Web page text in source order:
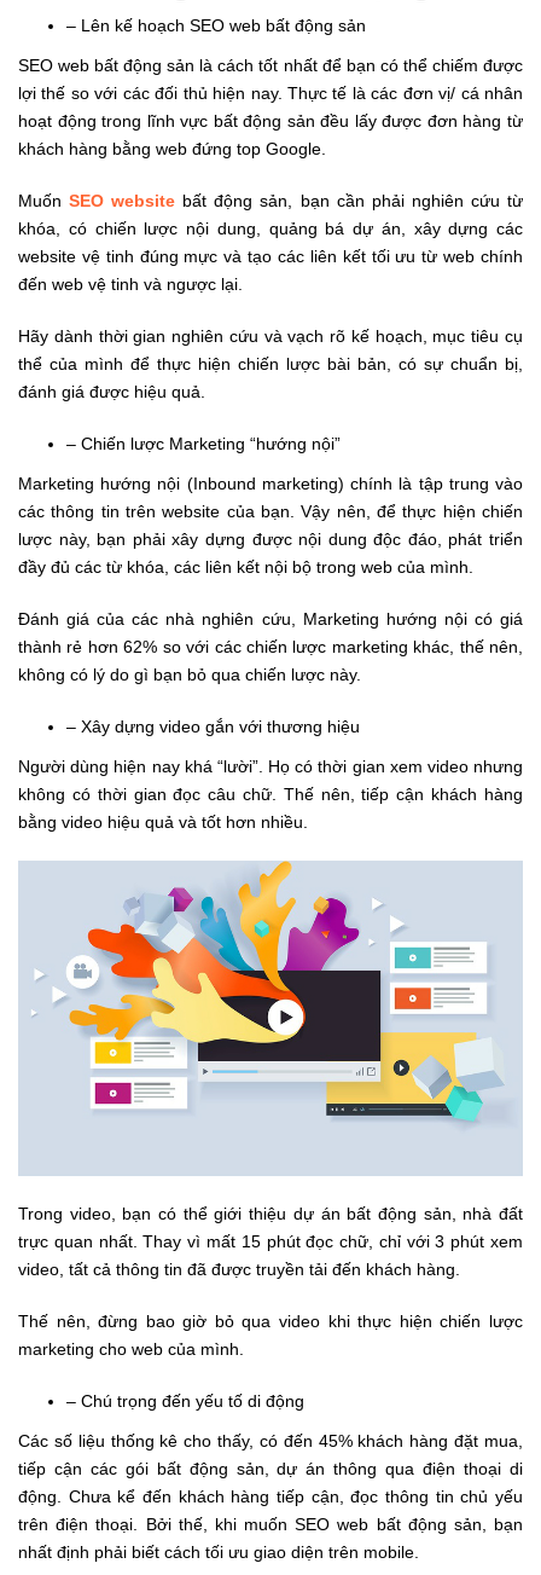
– Lên kế hoạch SEO web bất động sản
SEO web bất động sản là cách tốt nhất để bạn có thể chiếm được
lợi thế so với các đối thủ hiện nay. Thực tế là các đơn vị/ cá nhân
hoạt động trong lĩnh vực bất động sản đều lấy được đơn hàng từ
khách hàng bằng web đứng top Google.
MuốnSEO website bất động sản, bạn cần phải nghiên cứu từ
khóa, có chiến lược nội dung, quảng bá dự án, xây dựng các
website vệ tinh đúng mực và tạo các liên kết tối ưu từ web chính
đến web vệ tinh và ngược lại.
Hãy dành thời gian nghiên cứu và vạch rõ kế hoạch, mục tiêu cụ
thể của mình để thực hiện chiến lược bài bản, có sự chuẩn bị,
đánh giá được hiệu quả.
– Chiến lược Marketing “hướng nội”
Marketing hướng nội (Inbound marketing) chính là tập trung vào
các thông tin trên website của bạn. Vậy nên, để thực hiện chiến
lược này, bạn phải xây dựng được nội dung độc đáo, phát triển
đầy đủ các từ khóa, các liên kết nội bộ trong web của mình.
Đánh giá của các nhà nghiên cứu, Marketing hướng nội có giá
thành rẻ hơn 62% so với các chiến lược marketing khác, thế nên,
không có lý do gì bạn bỏ qua chiến lược này.
– Xây dựng video gắn với thương hiệu
Người dùng hiện nay khá “lười”. Họ có thời gian xem video nhưng
không có thời gian đọc câu chữ. Thế nên, tiếp cận khách hàng
bằng video hiệu quả và tốt hơn nhiều.
Trong video, bạn có thể giới thiệu dự án bất động sản, nhà đất
trực quan nhất. Thay vì mất 15 phút đọc chữ, chỉ với 3 phút xem
video, tất cả thông tin đã được truyền tải đến khách hàng.
Thế nên, đừng bao giờ bỏ qua video khi thực hiện chiến lược
marketing cho web của mình.
– Chú trọng đến yếu tố di động
Các số liệu thống kê cho thấy, có đến 45% khách hàng đặt mua,
tiếp cận các gói bất động sản, dự án thông qua điện thoại di
động. Chưa kể đến khách hàng tiếp cận, đọc thông tin chủ yếu
trên điện thoại. Bởi thế, khi muốn SEO web bất động sản, bạn
nhất định phải biết cách tối ưu giao diện trên mobile.